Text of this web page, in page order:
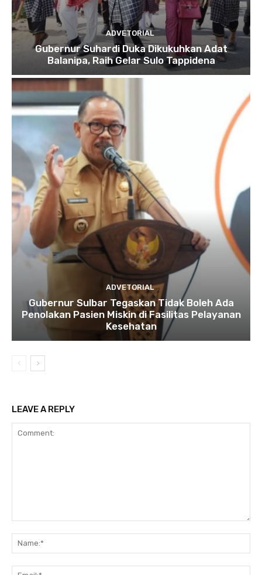
ADVETORIAL
Gubernur Suhardi Duka Dikukuhkan Adat
Balanipa, Raih Gelar Sulo Tappidena
ADVETORIAL
Gubernur Sulbar Tegaskan Tidak Boleh Ada
Penolakan Pasien Miskin di Fasilitas Pelayanan
Kesehatan
LEAVE A REPLY